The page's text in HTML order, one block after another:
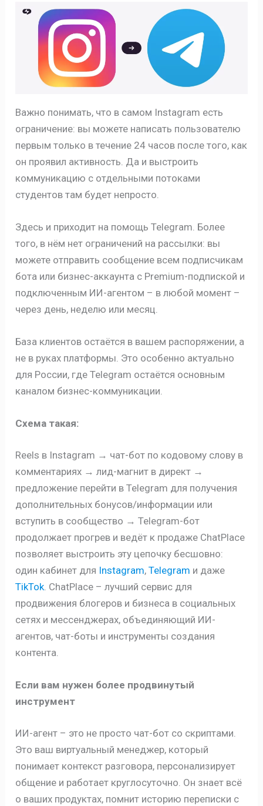
Важно понимать, что в самом Instagram есть
ограничение: вы можете написать пользователю
первым только в течение 24 часов после того, как
он проявил активность. Да и выстроить
коммуникацию с отдельными потоками
студентов там будет непросто.
Здесь и приходит на помощь Telegram. Более
того, в нём нет ограничений на рассылки: вы
можете отправить сообщение всем подписчикам
бота или бизнес-аккаунта с Premium-подпиской и
подключенным ИИ-агентом – в любой момент –
через день, неделю или месяц.
База клиентов остаётся в вашем распоряжении, а
не в руках платформы. Это особенно актуально
для России, где Telegram остаётся основным
каналом бизнес-коммуникации.
Схема такая:
Reels в Instagram → чат-бот по кодовому слову в
комментариях → лид-магнит в директ →
предложение перейти в Telegram для получения
дополнительных бонусов/информации или
вступить в сообщество → Telegram-бот
продолжает прогрев и ведёт к продаже ChatPlace
позволяет выстроить эту цепочку бесшовно:
один кабинет для Instagram,Telegram и даже
TikTok . ChatPlace – лучший сервис для
продвижения блогеров и бизнеса в социальных
сетях и мессенджерах, объединяющий ИИ-
агентов, чат-боты и инструменты создания
контента.
Если вам нужен более продвинутый
инструмент
ИИ-агент – это не просто чат-бот со скриптами.
Это ваш виртуальный менеджер, который
понимает контекст разговора, персонализирует
общение и работает круглосуточно. Он знает всё
о ваших продуктах, помнит историю переписки с